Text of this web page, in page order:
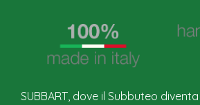
SUBBART, dove il Subbuteo